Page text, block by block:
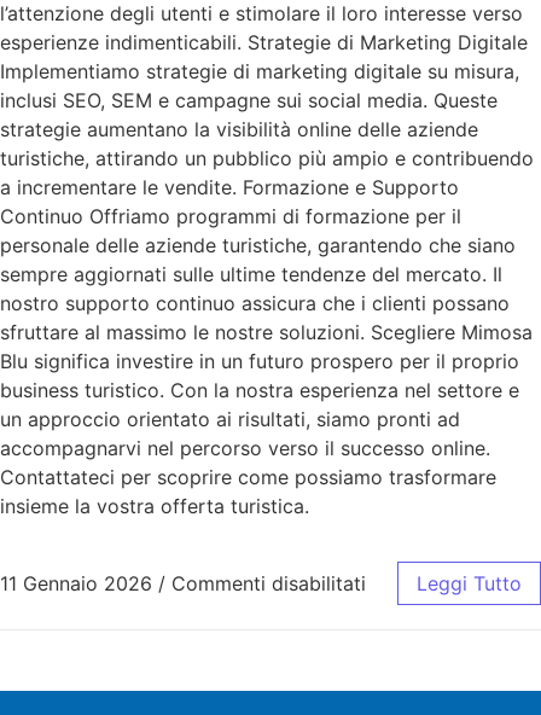
l’attenzione degli utenti e stimolare il loro interesse verso
esperienze indimenticabili. Strategie di Marketing Digitale
Implementiamo strategie di marketing digitale su misura,
inclusi SEO, SEM e campagne sui social media. Queste
strategie aumentano la visibilità online delle aziende
turistiche, attirando un pubblico più ampio e contribuendo
a incrementare le vendite. Formazione e Supporto
Continuo Offriamo programmi di formazione per il
personale delle aziende turistiche, garantendo che siano
sempre aggiornati sulle ultime tendenze del mercato. Il
nostro supporto continuo assicura che i clienti possano
sfruttare al massimo le nostre soluzioni. Scegliere Mimosa
Blu significa investire in un futuro prospero per il proprio
business turistico. Con la nostra esperienza nel settore e
un approccio orientato ai risultati, siamo pronti ad
accompagnarvi nel percorso verso il successo online.
Contattateci per scoprire come possiamo trasformare
insieme la vostra offerta turistica.
11 Gennaio 2026 / Commenti disabilitati Leggi Tutto